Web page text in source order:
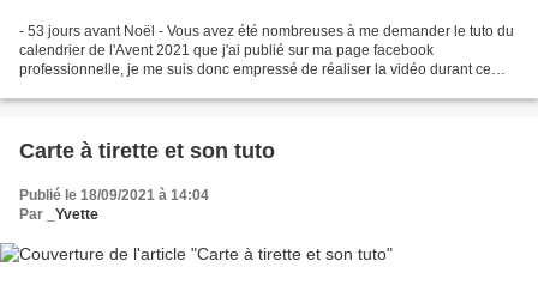
- 53 jours avant Noël - Vous avez été nombreuses à me demander le tuto du
calendrier de l'Avent 2021 que j'ai publié sur ma page facebook
professionnelle, je me suis donc empressé de réaliser la vidéo durant ce
Carte à tirette et son tuto
Publié le 18/09/2021 à 14:04
Par
_Yvette